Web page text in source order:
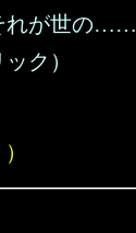
れが世の……
ク）
）